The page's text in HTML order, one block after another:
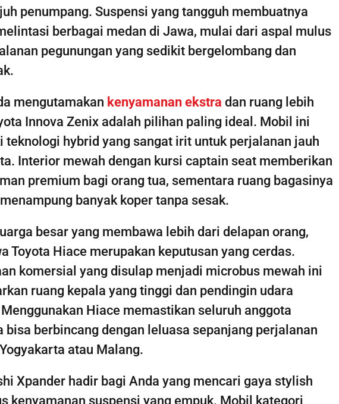
penumpang. Suspensi yang tangguh membuatnya
berbagai medan di Jawa, mulai dari aspal mulus
pegunungan yang sedikit bergelombang dan
mengutamakan kenyamanan ekstra dan ruang lebih
Innova Zenix adalah pilihan paling ideal. Mobil ini
teknologi hybrid yang sangat irit untuk perjalanan jauh
Interior mewah dengan kursi captain seat memberikan
premium bagi orang tua, sementara ruang bagasinya
banyak koper tanpa sesak.
besar yang membawa lebih dari delapan orang,
Toyota Hiace merupakan keputusan yang cerdas.
komersial yang disulap menjadi microbus mewah ini
ruang kepala yang tinggi dan pendingin udara
Hiace memastikan seluruh anggota
bisa berbincang dengan leluasa sepanjang perjalanan
atau Malang.
Xpander hadir bagi Anda yang mencari gaya stylish
kenyamanan suspensi yang empuk. Mobil kategori